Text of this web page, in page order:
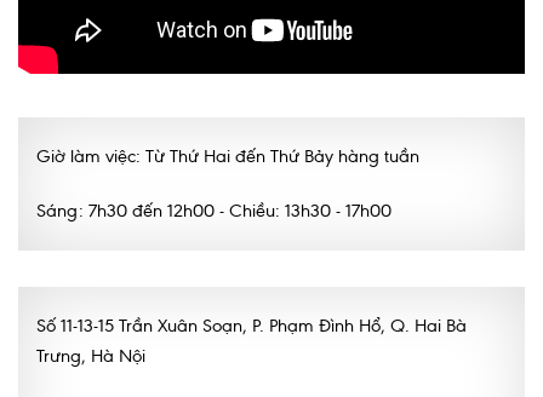
Giờ làm việc: Từ Thứ Hai đến Thứ Bảy hàng tuần
Sáng: 7h30 đến 12h00 - Chiều: 13h30 - 17h00
Số 11-13-15 Trần Xuân Soạn, P. Phạm Đình Hổ, Q. Hai Bà
Trưng, Hà Nội